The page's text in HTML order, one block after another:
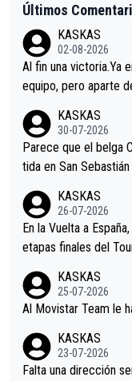
Últimos
KASKAS
02-08-2026
Al fin una victoria.Ya
equipo, pero aparte
s.La única buena
astian.Si en la Vuelta
er alguna sorpresa en
KASKAS
30-07-2026
Parece que el belga
tida en San
KASKAS
26-07-2026
En la Vuelta a
etapas finales del
KASKAS
25-07-2026
Al Movistar Team le
KASKAS
23-07-2026
Falta una dirección